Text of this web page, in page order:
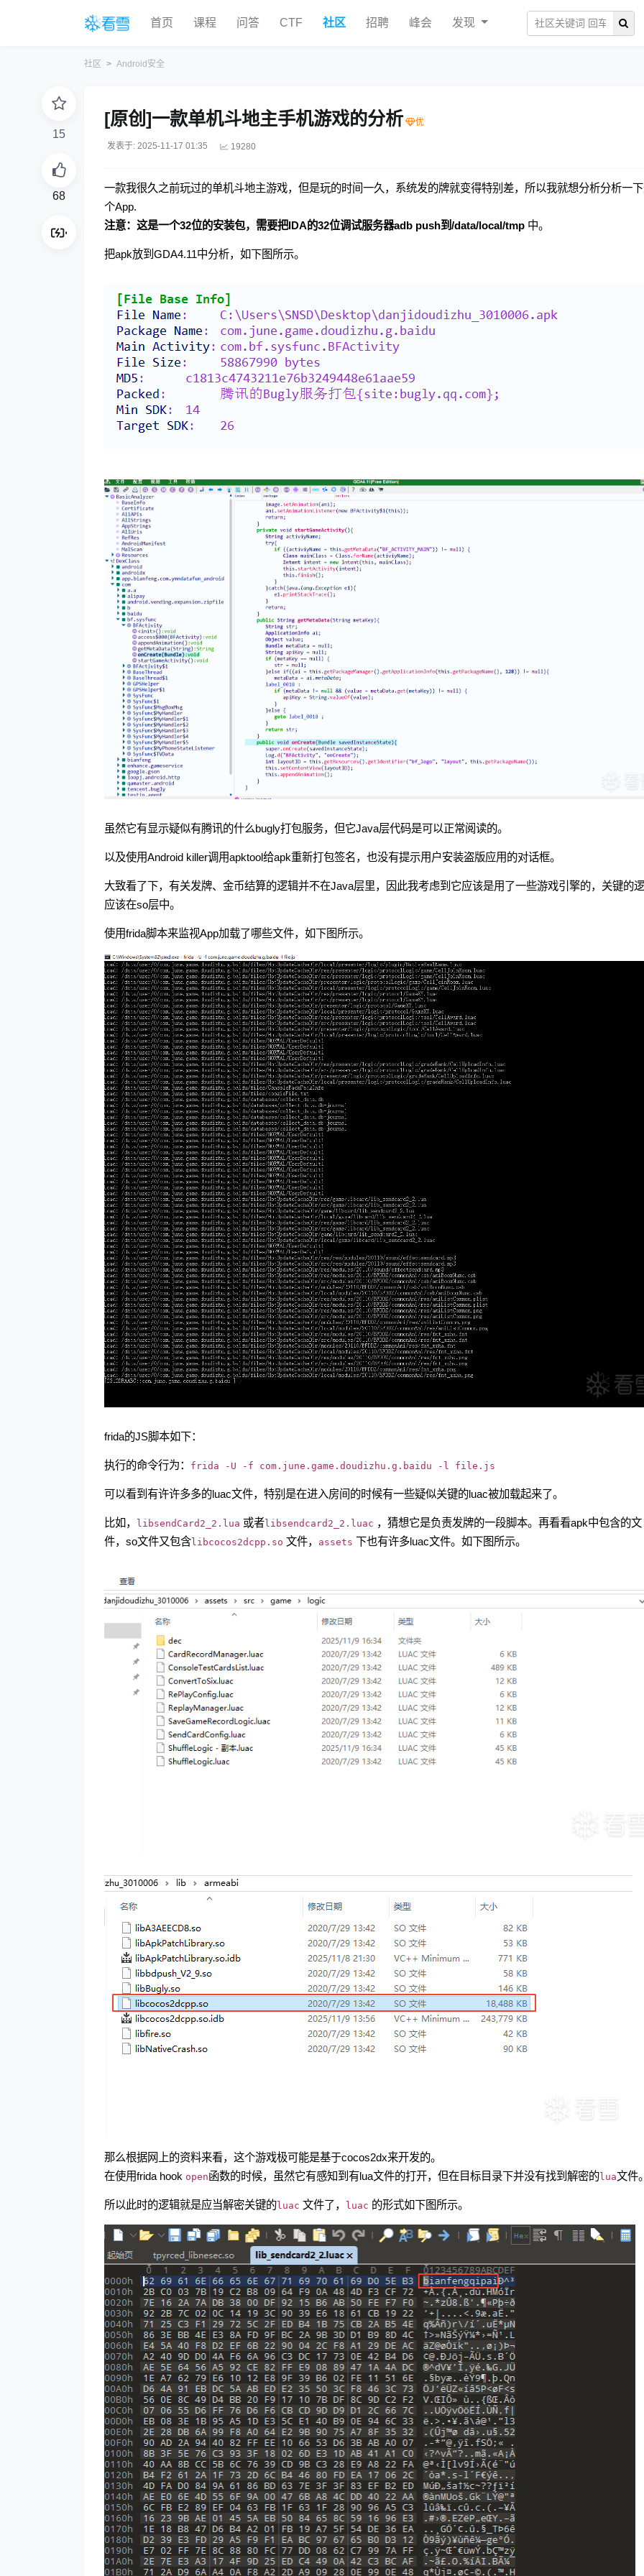
首页 课程 问答 CTF 社区 招聘 峰会 发现
社区 Android安全
15
68
[原创]一款单机斗地主手机游戏的分析
发表于: 2025-11-17 01:35 19280
一款我很久之前玩过的单机斗地主游戏，但是玩的时间一久，系统发的牌就变得特别差，所以我就想分析分析一
个App.
注意：这是一个32位的安装包，需要把IDA的32位调试服务器adb push到/data/local/tmp 中。
把apk放到GDA4.11中分析，如下图所示。
虽然它有显示疑似有腾讯的什么bugly打包服务，但它Java层代码是可以正常阅读的。
以及使用Android killer调用apktool给apk重新打包签名，也没有提示用户安装盗版应用的对话框。
大致看了下，有关发牌、金币结算的逻辑并不在Java层里，因此我考虑到它应该是用了一些游戏引擎的，关键的
应该在so层中。
使用frida脚本来监视App加载了哪些文件，如下图所示。
frida的JS脚本如下：
执行的命令行为： frida -U -f com.june.game.doudizhu.g.baidu -l file.js
可以看到有许许多多的luac文件，特别是在进入房间的时候有一些疑似关键的luac被加载起来了。
比如， libsendCard2_2.lua 或者libsendcard2_2.luac ，猜想它是负责发牌的一段脚本。再看看apk中包含的文
件，so文件又包含libcocos2dcpp.so 文件， assets 下也有许多luac文件。如下图所示。
那么根据网上的资料来看，这个游戏极可能是基于cocos2dx来开发的。
在使用frida hook open函数的时候，虽然它有感知到有lua文件的打开，但在目标目录下并没有找到解密的lua文件
所以此时的逻辑就是应当解密关键的luac 文件了， luac 的形式如下图所示。